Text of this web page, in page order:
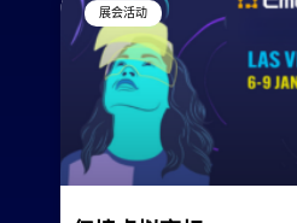
展会活动